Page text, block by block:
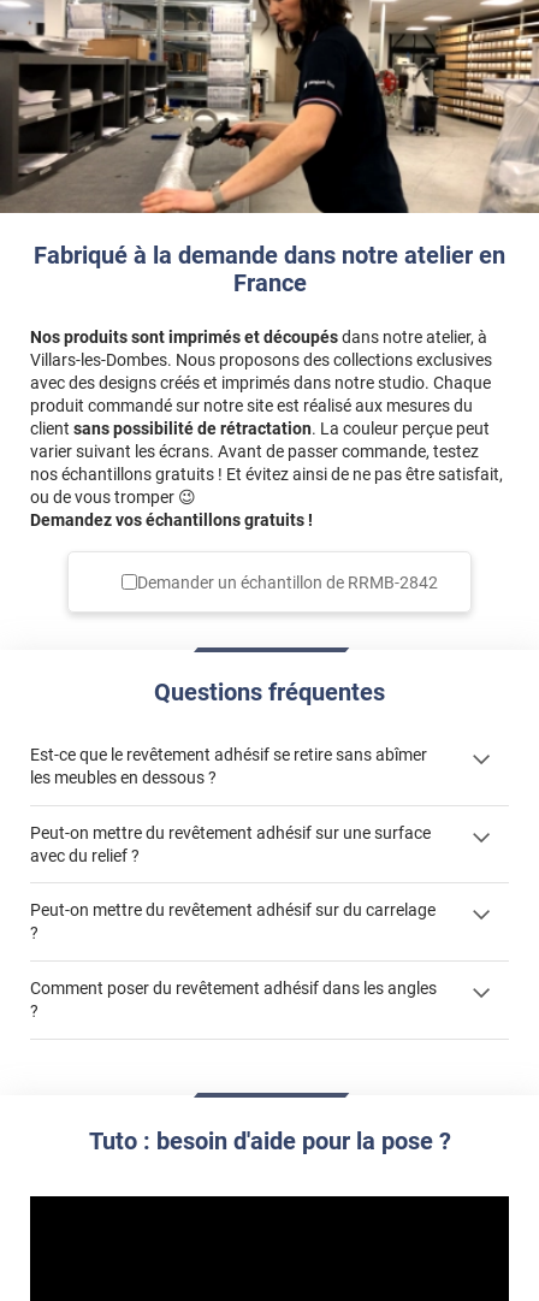
Fabriqué à la demande dans notre atelier en
France
Nos produits sont imprimés et découpésdans notre atelier, à
Villars-les-Dombes. Nous proposons des collections exclusives
avec des designs créés et imprimés dans notre studio. Chaque
produit commandé sur notre site est réalisé aux mesures du
client sans possibilité de rétractation. La couleur perçue peut
varier suivant les écrans. Avant de passer commande, testez
nos échantillons gratuits ! Et évitez ainsi de ne pas être satisfait,
ou de vous tromper 😉
Demandez vos échantillons gratuits !
Demander un échantillon de RRMB-2842
Questions fréquentes
Est-ce que le revêtement adhésif se retire sans abîmer
les meubles en dessous ?
colle
Peut-on mettre du revêtement adhésif sur une surface
avec du relief ?
Peut-on mettre du revêtement adhésif sur du carrelage
?
Commander à la taille des carreaux et réappliquer un joint
propre par dessus
Comment poser du revêtement adhésif dans les angles
?
Tuto : besoin d'aide pour la pose ?